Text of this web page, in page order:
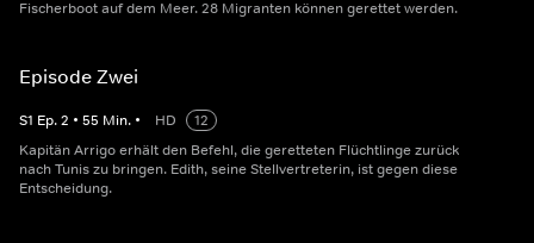
Fischerboot auf dem Meer. 28 Migranten können gerettet werden.
Episode Zwei
S1 Ep.2 • 55 Min. • HD
12
Kapitän Arrigo erhält den Befehl, die geretteten Flüchtlinge zurück
nach Tunis zu bringen. Edith, seine Stellvertreterin, ist gegen diese
Entscheidung.